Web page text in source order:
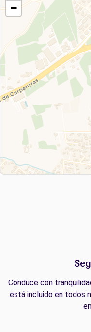
−
Conduce con
está incluido en todos